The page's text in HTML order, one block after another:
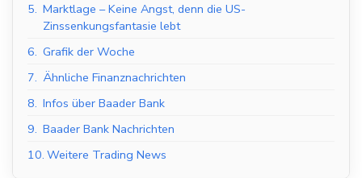
5. Marktlage – Keine Angst, denn die US-
Zinssenkungsfantasie lebt
6. Grafik der Woche
7. Ähnliche Finanznachrichten
8. Infos über Baader Bank
9. Baader Bank Nachrichten
10. Weitere Trading News